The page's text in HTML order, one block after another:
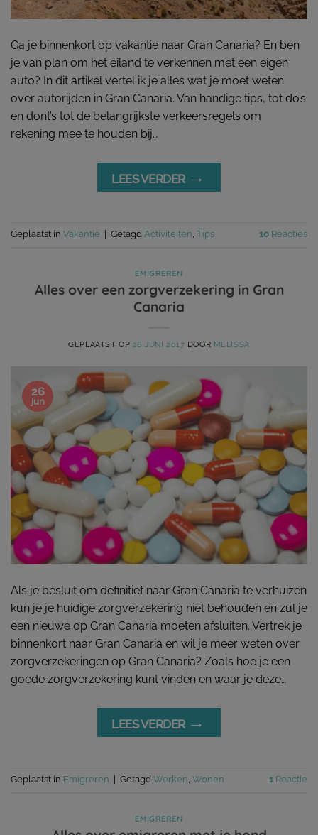
Ga je binnenkort op vakantie naar Gran Canaria? En ben
je van plan om het eiland te verkennen met een eigen
auto? In dit artikel vertel ik je alles wat je moet weten
over autorijden in Gran Canaria. Van handige tips, tot do’s
en dont’s tot de belangrijkste verkeersregels om
rekening mee te houden bij…
LEES VERDER →
Geplaatst in Vakantie Getagd Activiteiten, Tips 10 Reacties
EMIGREREN
Alles over een zorgverzekering in Gran
Canaria
GEPLAATST OP 26 JUNI 2017 DOOR MELISSA
26
jun
Als je besluit om definitief naar Gran Canaria te verhuizen
kun je je huidige zorgverzekering niet behouden en zul je
een nieuwe op Gran Canaria moeten afsluiten. Vertrek je
binnenkort naar Gran Canaria en wil je meer weten over
zorgverzekeringen op Gran Canaria? Zoals hoe je een
goede zorgverzekering kunt vinden en waar je deze…
LEES VERDER →
Geplaatst in Emigreren Getagd Werken, Wonen 1 Reactie
EMIGREREN